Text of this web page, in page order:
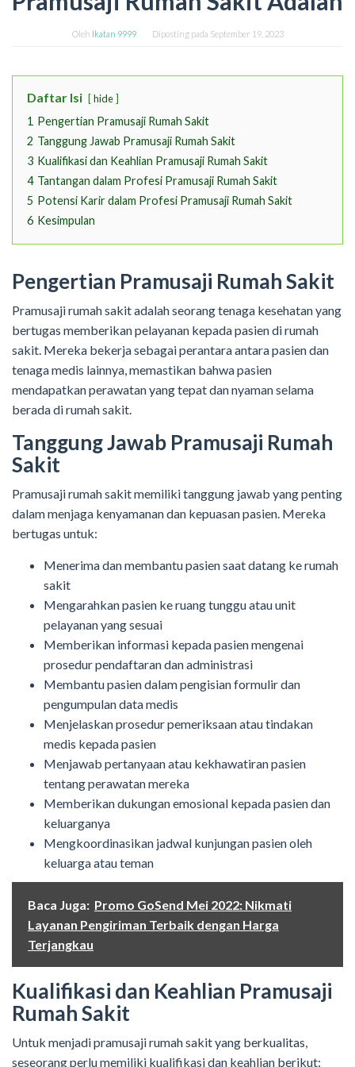
Oleh Ikatan 9999 Diposting pada September 19, 2023
Daftar Isi hide
1 Pengertian Pramusaji Rumah Sakit
2 Tanggung Jawab Pramusaji Rumah Sakit
3 Kualifikasi dan Keahlian Pramusaji Rumah Sakit
4 Tantangan dalam Profesi Pramusaji Rumah Sakit
5 Potensi Karir dalam Profesi Pramusaji Rumah Sakit
6 Kesimpulan
Pengertian Pramusaji Rumah Sakit
Pramusaji rumah sakit adalah seorang tenaga kesehatan yang
bertugas memberikan pelayanan kepada pasien di rumah
sakit. Mereka bekerja sebagai perantara antara pasien dan
tenaga medis lainnya, memastikan bahwa pasien
mendapatkan perawatan yang tepat dan nyaman selama
berada di rumah sakit.
Tanggung Jawab Pramusaji Rumah
Sakit
Pramusaji rumah sakit memiliki tanggung jawab yang penting
dalam menjaga kenyamanan dan kepuasan pasien. Mereka
bertugas untuk:
Menerima dan membantu pasien saat datang ke rumah
sakit
Mengarahkan pasien ke ruang tunggu atau unit
pelayanan yang sesuai
Memberikan informasi kepada pasien mengenai
prosedur pendaftaran dan administrasi
Membantu pasien dalam pengisian formulir dan
pengumpulan data medis
Menjelaskan prosedur pemeriksaan atau tindakan
medis kepada pasien
Menjawab pertanyaan atau kekhawatiran pasien
tentang perawatan mereka
Memberikan dukungan emosional kepada pasien dan
keluarganya
Mengkoordinasikan jadwal kunjungan pasien oleh
keluarga atau teman
Baca Juga: Promo GoSend Mei 2022: Nikmati
Layanan Pengiriman Terbaik dengan Harga
Terjangkau
Kualifikasi dan Keahlian Pramusaji
Rumah Sakit
Untuk menjadi pramusaji rumah sakit yang berkualitas,
seseorang perlu memiliki kualifikasi dan keahlian berikut: